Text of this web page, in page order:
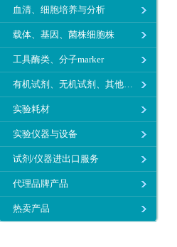
血清、细胞培养与分析
载体、基因、菌株细胞株
工具酶类、分子marker
有机试剂、无机试剂、其他生化试剂
实验耗材
实验仪器与设备
试剂/仪器进出口服务
代理品牌产品
热卖产品